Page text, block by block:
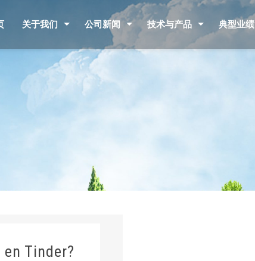
关于我们 公司新闻 技术与产品 典型业绩
Tinder?